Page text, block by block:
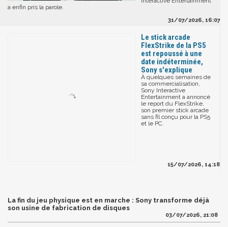
a enfin pris la parole.
31/07/2026, 16:07
Le stick arcade
FlexStrike de la PS5
est repoussé à une
date indéterminée,
Sony s'explique
À quelques semaines de
sa commercialisation,
Sony Interactive
Entertainment a annoncé
le report du FlexStrike,
son premier stick arcade
sans fil conçu pour la PS5
et le PC.
15/07/2026, 14:18
La fin du jeu physique est en marche : Sony transforme déjà
son usine de fabrication de disques
03/07/2026, 21:08